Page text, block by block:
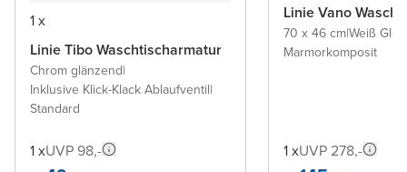
1 x
Linie Tibo Waschtischarmatur
Chrom glänzend|
Inklusive Klick-Klack Ablaufventil|
Standard
1 xUVP 98,-
Linie Vano
70 x 46 cm|Weiß
Marmorkomposit
1 xUVP 278,-